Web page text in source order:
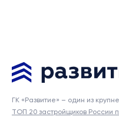
ГК «Развитие» – один из
ТОП 20 застройщиков России